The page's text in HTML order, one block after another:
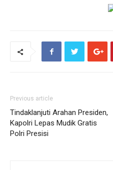
Previous article
Tindaklanjuti Arahan Presiden,
Kapolri Lepas Mudik Gratis
Polri Presisi